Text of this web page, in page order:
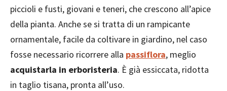
piccioli e fusti, giovani e teneri, che crescono all’apice
della pianta. Anche se si tratta di un rampicante
ornamentale, facile da coltivare in giardino, nel caso
fosse necessario ricorrere alla passiflora, meglio
acquistarla in erboristeria. È già essiccata, ridotta
in taglio tisana, pronta all’uso.